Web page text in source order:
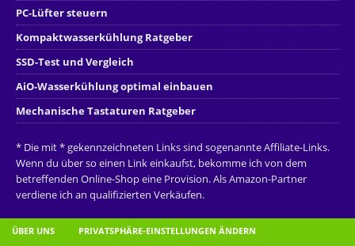
PC-Lüfter steuern
Kompaktwasserkühlung Ratgeber
SSD-Test und Vergleich
AiO-Wasserkühlung optimal einbauen
Mechanische Tastaturen Ratgeber
* Die mit * gekennzeichneten Links sind sogenannte Affiliate-Links.
Wenn du über so einen Link einkaufst, bekomme ich von dem
betreffenden Online-Shop eine Provision. Als Amazon-Partner
verdiene ich an qualifizierten Verkäufen.
ÜBER UNS PRIVATSPHÄRE-EINSTELLUNGEN ÄNDERN